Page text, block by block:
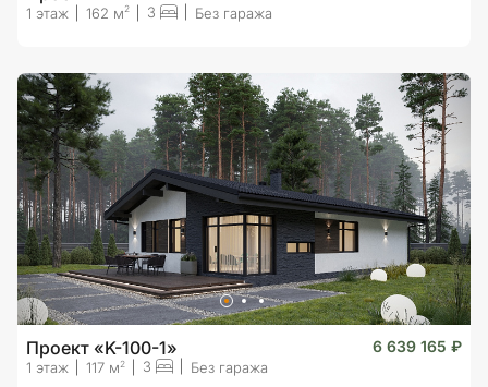
1 этаж 162 м2 3 Без гаража
Проект «K-100-1» 6 639 165 ₽
1 этаж 117 м 2 3 Без гаража